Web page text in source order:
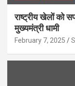
राष्ट्रीय खेलों को
मुख्यमंत्री धामी
February 7, 2025